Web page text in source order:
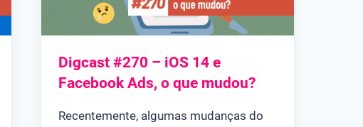
Digcast #270 – iOS 14 e
Facebook Ads, o que mudou?
Recentemente, algumas mudanças do